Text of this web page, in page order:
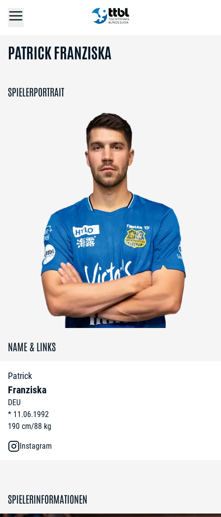
PATRICK FRANZISKA
SPIELERPORTRAIT
NAME & LINKS
Patrick
Franziska
DEU
* 11.06.1992
190 cm/88 kg
Instagram
SPIELERINFORMATIONEN